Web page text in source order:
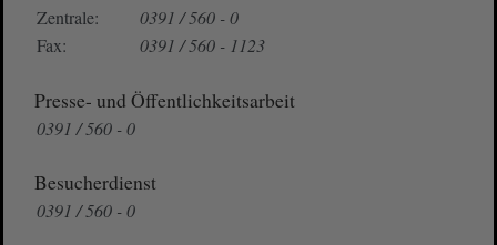
Zentrale:
0391 / 560 - 0
Fax:
0391 / 560 - 1123
Presse- und Öffentlichkeitsarbeit
0391 / 560 - 0
Besucherdienst
0391 / 560 - 0